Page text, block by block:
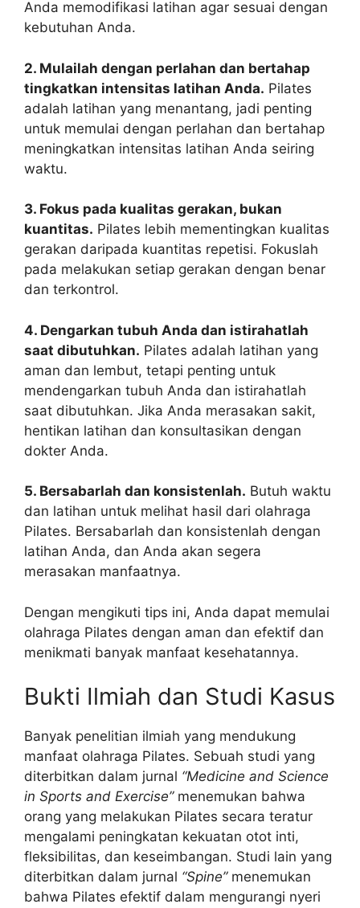
Anda memodifikasi latihan agar sesuai dengan
kebutuhan Anda.
2. Mulailah dengan perlahan dan bertahap
tingkatkan intensitas latihan Anda. Pilates
adalah latihan yang menantang, jadi penting
untuk memulai dengan perlahan dan bertahap
meningkatkan intensitas latihan Anda seiring
waktu.
3. Fokus pada kualitas gerakan, bukan
kuantitas. Pilates lebih mementingkan kualitas
gerakan daripada kuantitas repetisi. Fokuslah
pada melakukan setiap gerakan dengan benar
dan terkontrol.
4. Dengarkan tubuh Anda dan istirahatlah
saat dibutuhkan. Pilates adalah latihan yang
aman dan lembut, tetapi penting untuk
mendengarkan tubuh Anda dan istirahatlah
saat dibutuhkan. Jika Anda merasakan sakit,
hentikan latihan dan konsultasikan dengan
dokter Anda.
5. Bersabarlah dan konsistenlah. Butuh waktu
dan latihan untuk melihat hasil dari olahraga
Pilates. Bersabarlah dan konsistenlah dengan
latihan Anda, dan Anda akan segera
merasakan manfaatnya.
Dengan mengikuti tips ini, Anda dapat memulai
olahraga Pilates dengan aman dan efektif dan
menikmati banyak manfaat kesehatannya.
Bukti Ilmiah dan Studi Kasus
Banyak penelitian ilmiah yang mendukung
manfaat olahraga Pilates. Sebuah studi yang
diterbitkan dalam jurnal “Medicine and Science
in Sports and Exercise”menemukan bahwa
orang yang melakukan Pilates secara teratur
mengalami peningkatan kekuatan otot inti,
fleksibilitas, dan keseimbangan. Studi lain yang
diterbitkan dalam jurnal “Spine”menemukan
bahwa Pilates efektif dalam mengurangi nyeri